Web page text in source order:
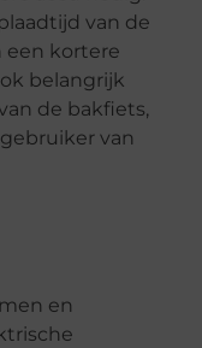
van de
een kortere
belangrijk
de bakfiets,
van
en